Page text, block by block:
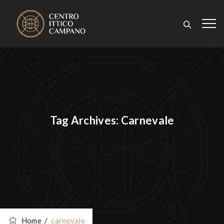
Tag Archives: Carnevale
Home/carnevale